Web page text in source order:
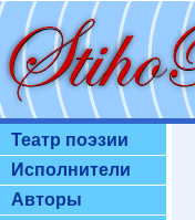
Театр поэзии
Исполнители
Авторы